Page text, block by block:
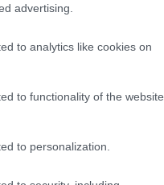
advertising.
to analytics like cookies on
to functionality of the website
to personalization.
Κελσίου. Στη